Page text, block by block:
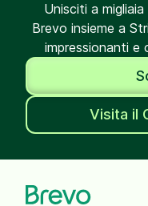
Unisciti a
Brevo insieme a
impressionanti e
Visita il